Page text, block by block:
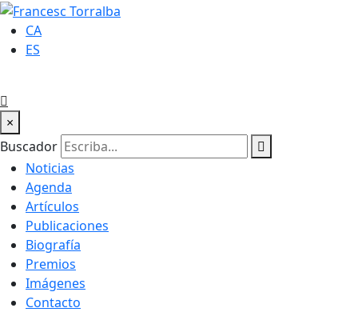
CA
ES
×
Buscador
Noticias
Agenda
Artículos
Publicaciones
Biografía
Premios
Imágenes
Contacto